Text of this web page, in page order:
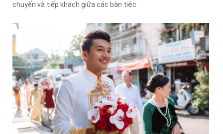
chuyển và tiếp khách giữa các bàn tiệc.